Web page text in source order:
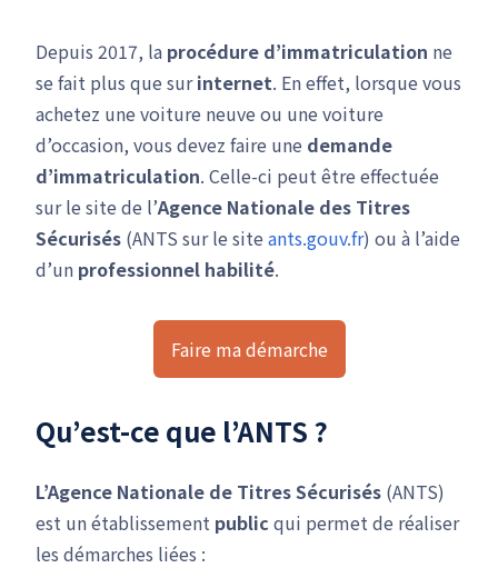
Depuis 2017, la procédure d’immatriculation ne
se fait plus que surinternet. En effet, lorsque vous
achetez une voiture neuve ou une voiture
d’occasion, vous devez faire une demande
d’immatriculation. Celle-ci peut être effectuée
sur le site de l’Agence Nationale des Titres
Sécurisés (ANTS sur le site ants.gouv.fr) ou à l’aide
d’un professionnel habilité.
Faire ma démarche
Qu’est-ce que l’ANTS ?
L’Agence Nationale de Titres Sécurisés (ANTS)
est un établissement public qui permet de réaliser
les démarches liées :